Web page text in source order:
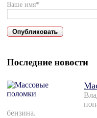
Ваше имя*
Последние новости
бензина.